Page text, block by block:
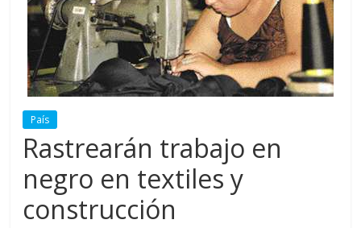
País
Rastrearán trabajo en
negro en textiles y
construcción